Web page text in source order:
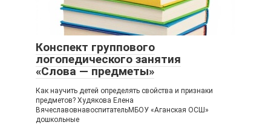
Конспект группового
логопедического занятия
«Слова — предметы»
Как научить детей определять свойства и признаки
предметов? Худякова Елена
ВячеславовнавоспитательМБОУ «Аганская ОСШ»
дошкольные